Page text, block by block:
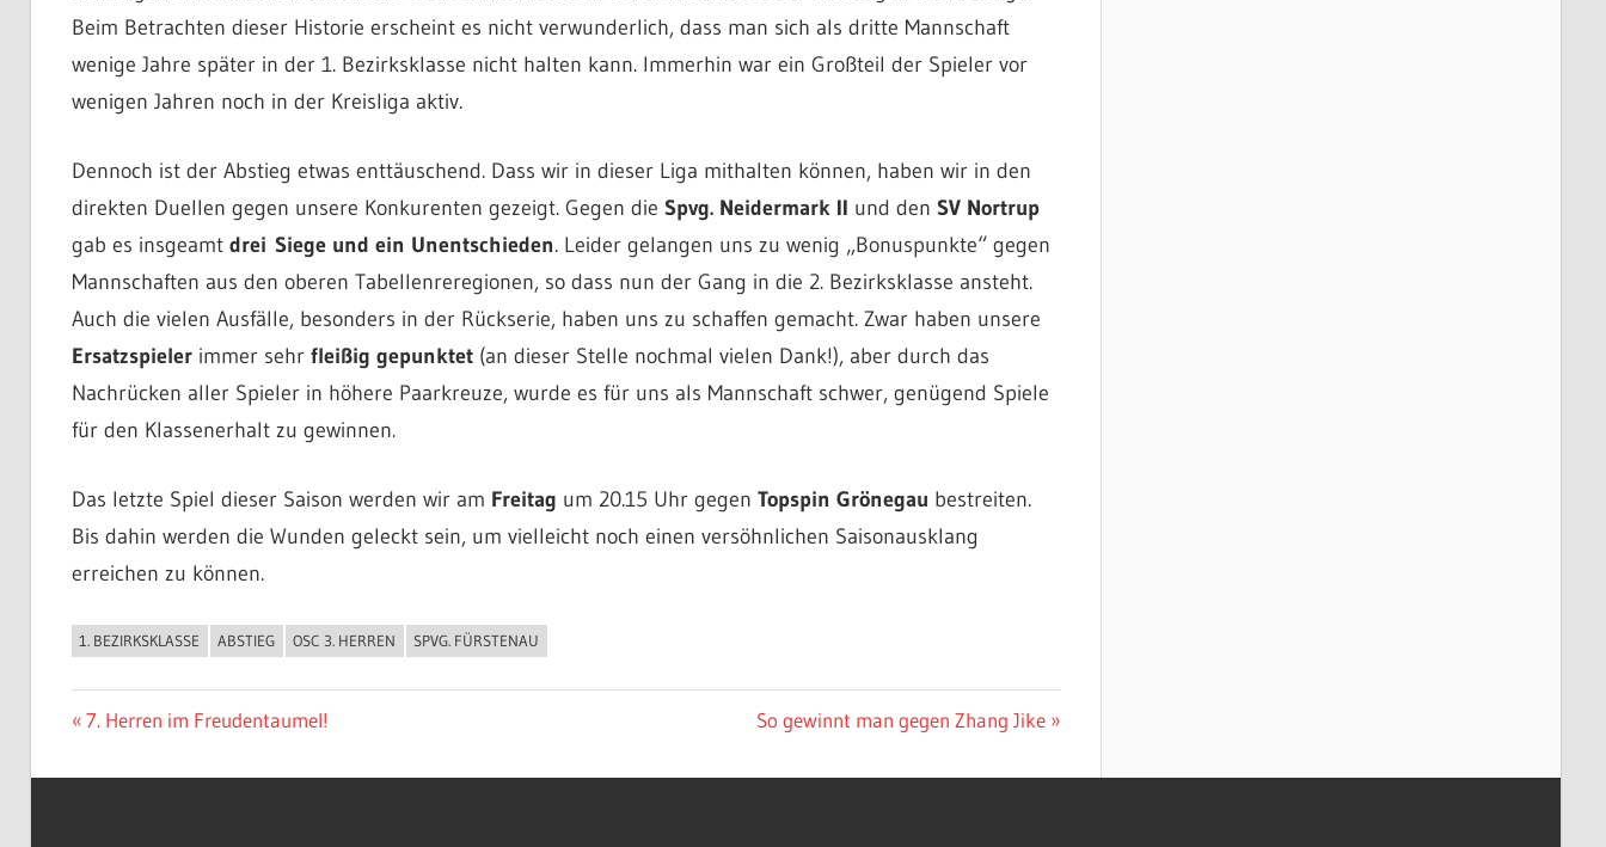
Beim Betrachten dieser Historie erscheint es nicht verwunderlich, dass man sich als dritte Mannschaft
wenige Jahre später in der 1. Bezirksklasse nicht halten kann. Immerhin war ein Großteil der Spieler vor
wenigen Jahren noch in der Kreisliga aktiv.
Dennoch ist der Abstieg etwas enttäuschend. Dass wir in dieser Liga mithalten können, haben wir in den
direkten Duellen gegen unsere Konkurenten gezeigt. Gegen die Spvg. Neidermark II und den SV Nortrup
gab es insgeamt drei Siege und ein Unentschieden. Leider gelangen uns zu wenig „Bonuspunkte“ gegen
Mannschaften aus den oberen Tabellenreregionen, so dass nun der Gang in die 2. Bezirksklasse ansteht.
Auch die vielen Ausfälle, besonders in der Rückserie, haben uns zu schaffen gemacht. Zwar haben unsere
Ersatzspieler immer sehr fleißig gepunktet(an dieser Stelle nochmal vielen Dank!), aber durch das
Nachrücken aller Spieler in höhere Paarkreuze, wurde es für uns als Mannschaft schwer, genügend Spiele
für den Klassenerhalt zu gewinnen.
Das letzte Spiel dieser Saison werden wir am Freitag um 20.15 Uhr gegen Topspin Grönegau bestreiten.
Bis dahin werden die Wunden geleckt sein, um vielleicht noch einen versöhnlichen Saisonausklang
erreichen zu können.
ALLGEMEIN
1. BEZIRKSKLASSE ABSTIEG OSC 3. HERREN SPVG. FÜRSTENAU
Beitragsnavigation
Vorheriger
7. Herren im Freudentaumel!
Nächster
So gewinnt man gegen Zhang Jike